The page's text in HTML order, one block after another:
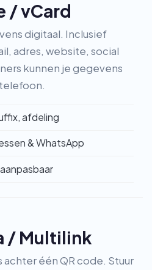
/ vCard
digitaal. Inclusief
adres, website, social
kunnen je gegevens
afdeling
& WhatsApp
/ Multilink
achter één QR code. Stuur